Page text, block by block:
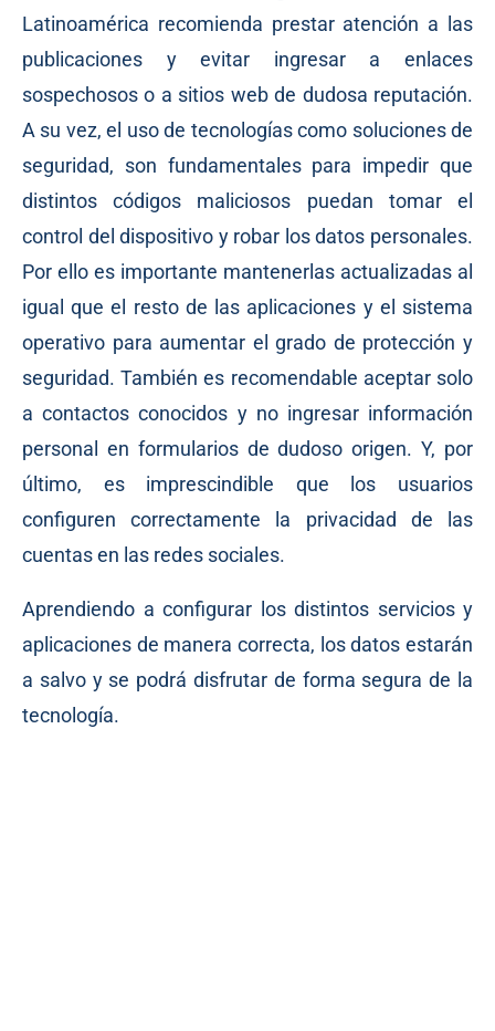
Latinoamérica recomienda prestar atención a las
publicaciones y evitar ingresar a enlaces
sospechosos o a sitios web de dudosa reputación.
A su vez, el uso de tecnologías como soluciones de
seguridad, son fundamentales para impedir que
distintos códigos maliciosos puedan tomar el
control del dispositivo y robar los datos personales.
Por ello es importante mantenerlas actualizadas al
igual que el resto de las aplicaciones y el sistema
operativo para aumentar el grado de protección y
seguridad. También es recomendable aceptar solo
a contactos conocidos y no ingresar información
personal en formularios de dudoso origen. Y, por
último, es imprescindible que los usuarios
configuren correctamente la privacidad de las
cuentas en las redes sociales.
Aprendiendo a configurar los distintos servicios y
aplicaciones de manera correcta, los datos estarán
a salvo y se podrá disfrutar de forma segura de la
tecnología.